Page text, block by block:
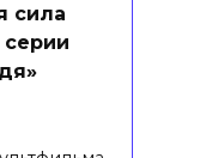
сила
серии